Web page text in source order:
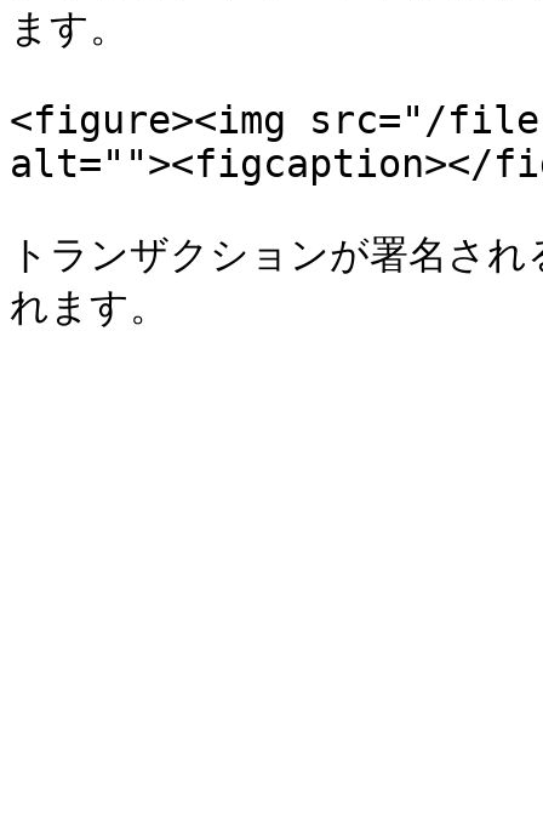
ます。
<figure><img src="/files/
alt=""><figcaption></
トランザクションが署名さ